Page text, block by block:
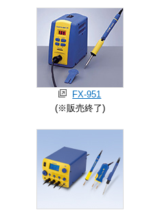
FX-951
(※販売終了)